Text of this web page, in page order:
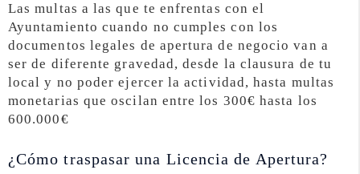
Las multas a las que te enfrentas con el
Ayuntamiento cuando no cumples con los
documentos legales de apertura de negocio van a
ser de diferente gravedad, desde la clausura de tu
local y no poder ejercer la actividad, hasta multas
monetarias que oscilan entre los 300€ hasta los
600.000€
¿Cómo traspasar una Licencia de Apertura?